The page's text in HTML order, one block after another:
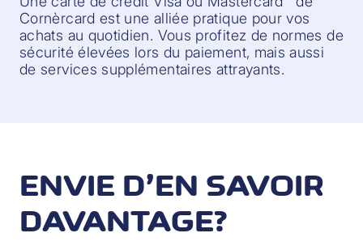
Cornèrcard est une alliée pratique pour vos
achats au quotidien. Vous profitez de normes de
sécurité élevées lors du paiement, mais aussi
de services supplémentaires attrayants.
ENVIE D’EN SAVOIR
DAVANTAGE?